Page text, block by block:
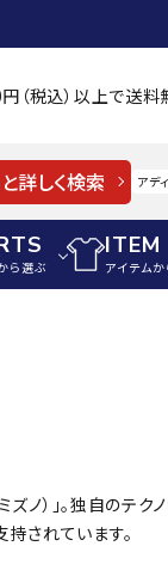
（税込）以上で送料
詳しく検索 アデ
ら選ぶ
ィメンズウェア
ITEM
アイテム
ジャケット
その他ウェ
ノ）」。独自のテ
されています。